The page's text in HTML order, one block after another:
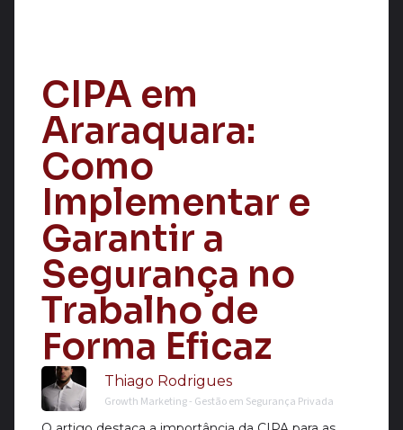
CIPA em
Araraquara:
Como
Implementar e
Garantir a
Segurança no
Trabalho de
Forma Eficaz
Thiago Rodrigues
Growth Marketing - Gestão em Segurança Privada